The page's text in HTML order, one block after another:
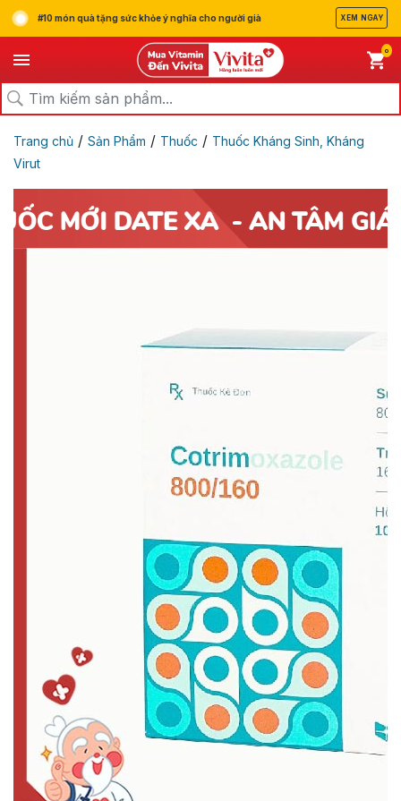
#10 món quà tặng sức khỏe ý nghĩa cho người già XEM NGAY
0
Trang chủ / Sản Phẩm / Thuốc / Thuốc Kháng Sinh, Kháng
Virut